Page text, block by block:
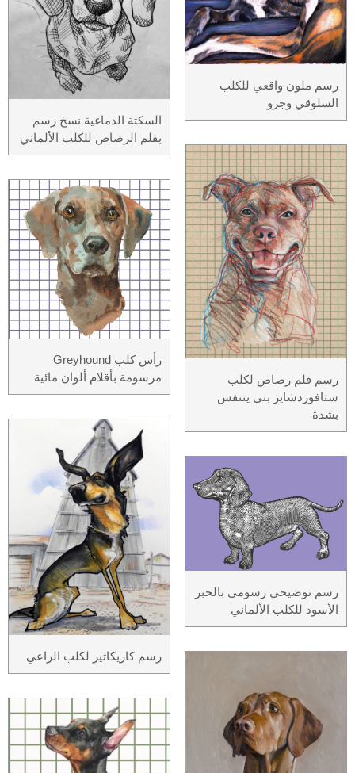
رسم ملون واقعي للكلب
السلوقي وجرو
رسم قلم رصاص لكلب
ستافوردشاير بني يتنفس
بشدة
رسم توضيحي رسومي بالحبر
الأسود للكلب الألماني
السكتة الدماغية نسخ رسم
بقلم الرصاص للكلب الألماني
رأس كلب Greyhound
مرسومة بأقلام ألوان مائية
رسم كاريكاتير لكلب الراعي